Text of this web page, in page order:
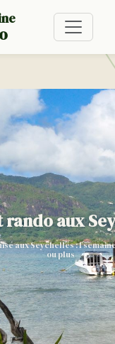
aux
aux Seychelles : 1
ou plus